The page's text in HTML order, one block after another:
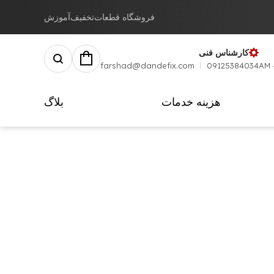
فروشگاه قطعاتتخفیفآموزش
کارشناس فنی
09125384034
farshad@dandefix.com
هزینه خدمات بلاگ